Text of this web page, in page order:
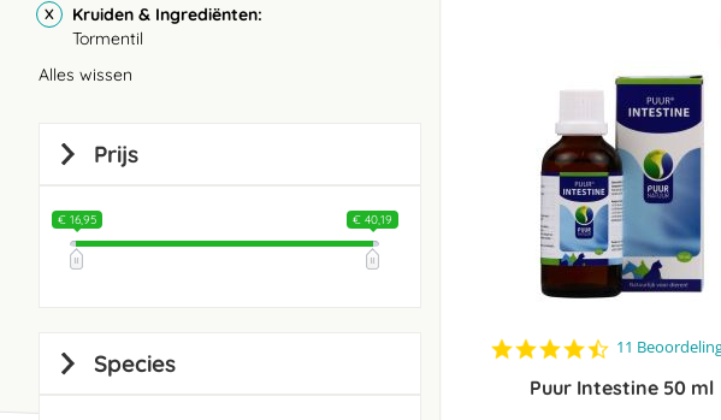
4.7
rating
11
Puur Intestine 50 ml
Kruiden & Ingrediënten
Tormentil
Alles wissen
Prijs
€ 16,95 € 40,19
Species